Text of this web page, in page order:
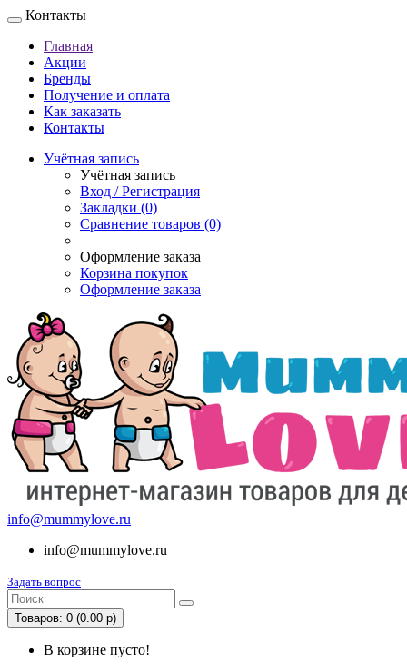
Контакты
Главная
Акции
Бренды
Получение и оплата
Как заказать
Контакты
Учётная запись
Учётная запись
Вход / Регистрация
Закладки (0)
Сравнение товаров (0)
Оформление заказа
Корзина покупок
Оформление заказа
info@mummylove.ru
info@mummylove.ru
Задать вопрос
Товаров: 0 (0.00 р)
В корзине пусто!